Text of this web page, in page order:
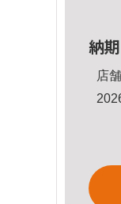
納
店